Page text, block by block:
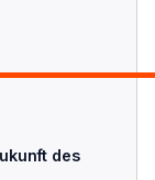
des